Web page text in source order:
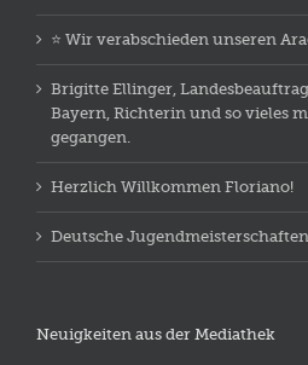
⭐️ Wir verabschieden unseren
Brigitte Ellinger,
Bayern, Richterin und so vieles
gegangen.
Herzlich Willkommen Floriano!
Deutsche
Neuigkeiten aus der Mediathek